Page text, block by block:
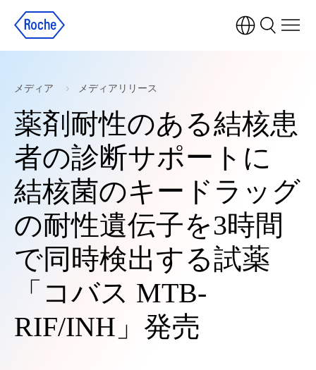
メディア メディアリリース
薬剤耐性のある結核患
者の診断サポートに
結核菌のキードラッグ
の耐性遺伝子を3時間
で同時検出する試薬
「コバス MTB-
RIF/INH」発売